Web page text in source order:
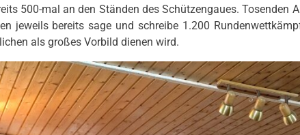
500-mal an den Ständen des Schützengaues. Tosenden
jeweils bereits sage und schreibe 1.200
als großes Vorbild dienen wird.